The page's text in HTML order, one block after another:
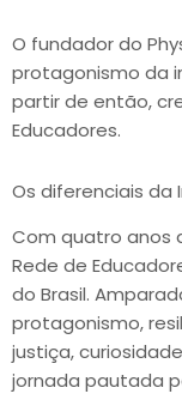
O fundador do
protagonismo da
partir de então,
Educadores.
Os diferenciais da
Com quatro anos
Rede de
do Brasil.
protagonismo,
justiça,
jornada pautada